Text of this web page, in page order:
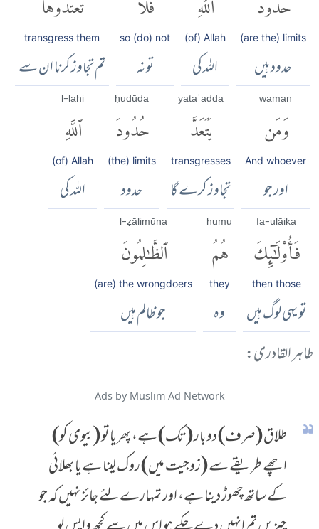
(are the) limits
حدود ہیں
(of) Allah
اللہ کی
so (do) not
تو نہ
transgress them
تم تجاوز کرنا ان سے
waman
وَمَن
And whoever
اور جو
yataʿadda
يَتَعَدَّ
transgresses
تجاوز کرے گا
ḥudūda
حُدُودَ
(the) limits
حدود
l-lahi
ٱللَّهِ
(of) Allah
اللہ کی
fa-ulāika
فَأُو۟لَٰٓئِكَ
then those
تو یہی لوگ ہیں
humu
هُمُ
they
وہ
l-ẓālimūna
ٱلظَّٰلِمُونَ
(are) the wrongdoers
جو ظالم ہیں
طاہر القادری:
Ads by Muslim Ad Network
طلاق (صرف) دو بار (تک) ہے، پھر یا تو (بیوی کو)
اچھے طریقے سے (زوجیت میں) روک لینا ہے یا بھلائی
کے ساتھ چھوڑ دینا ہے، اور تمہارے لئے جائز نہیں کہ جو